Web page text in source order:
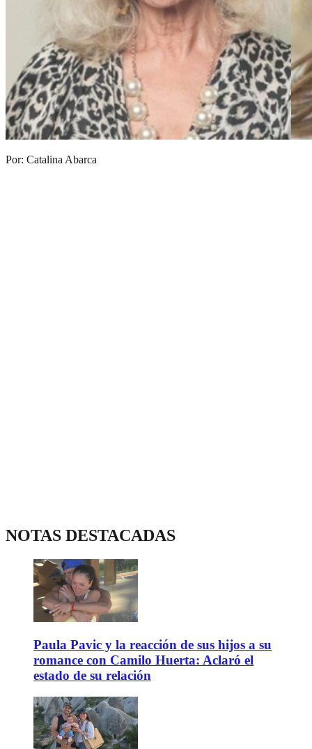
Por: Catalina Abarca
NOTAS DESTACADAS
Paula Pavic y la reacción de sus hijos a su
romance con Camilo Huerta: Aclaró el
estado de su relación